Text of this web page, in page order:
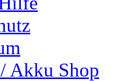
Akku Shop